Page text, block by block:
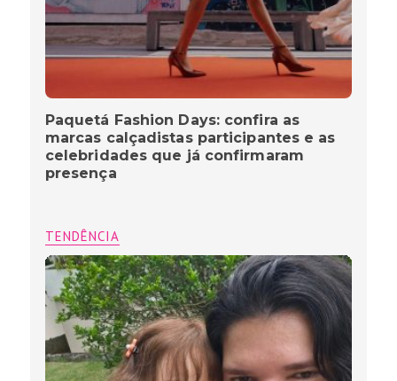
Paquetá Fashion Days: confira as
marcas calçadistas participantes e as
celebridades que já confirmaram
presença
TENDÊNCIA